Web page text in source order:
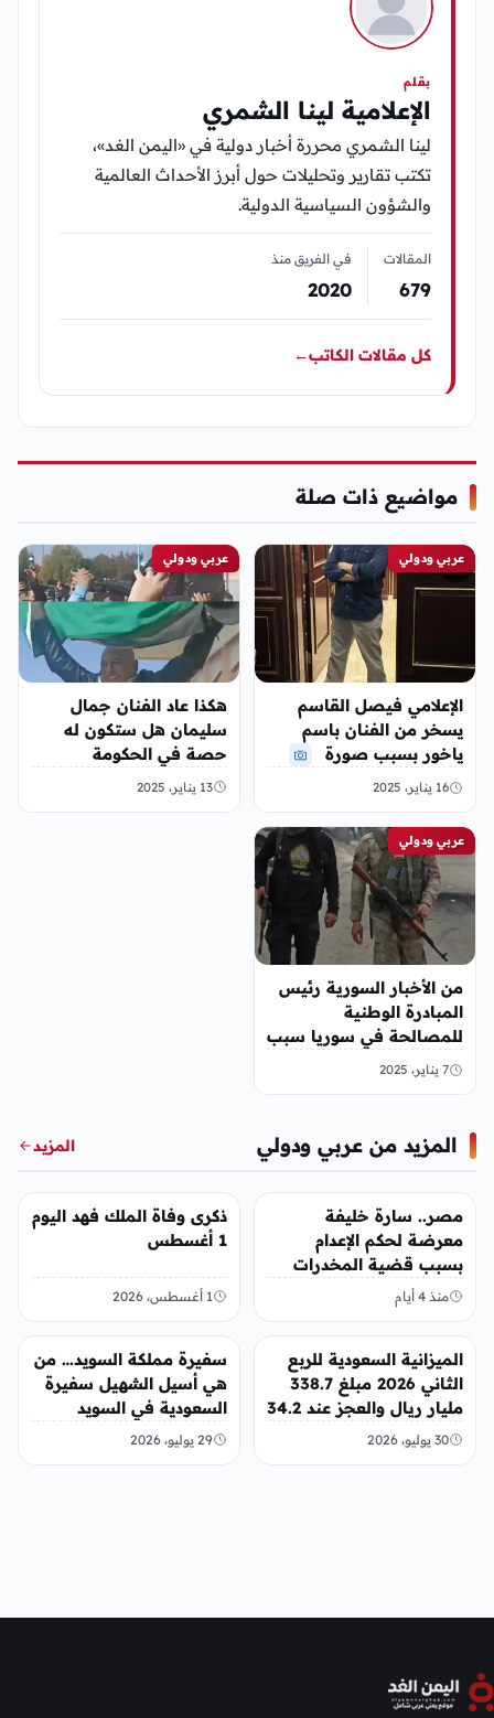
بقلم
الإعلامية لينا الشمري
لينا الشمري محررة أخبار دولية في «اليمن الغد»،
تكتب تقارير وتحليلات حول أبرز الأحداث العالمية
والشؤون السياسية الدولية.
المقالات
679
في الفريق منذ
2020
كل مقالات الكاتب←
مواضيع ذات صلة
عربي ودولي
الإعلامي فيصل القاسم
يسخر من الفنان باسم
ياخور بسبب صورة
16 يناير، 2025
عربي ودولي
هكذا عاد الفنان جمال
سليمان هل ستكون له
حصة في الحكومة
السورية الجديدة
13 يناير، 2025
عربي ودولي
من الأخبار السورية رئيس
المبادرة الوطنية
للمصالحة في سوريا سبب
إغتيال جابر عيسى
7 يناير، 2025
المزيد من عربي ودولي المزيد
مصر.. سارة خليفة
معرضة لحكم الإعدام
بسبب قضية المخدرات
الكبرى
منذ 4 أيام
عربي ودولي
ذكرى وفاة الملك فهد اليوم
1 أغسطس
1 أغسطس، 2026
عربي ودولي
الميزانية السعودية للربع
الثاني 2026 مبلغ 338.7
مليار ريال والعجز عند 34.2
مليار ريال
30 يوليو، 2026
عربي ودولي
سفيرة مملكة السويد… من
هي أسيل الشهيل سفيرة
السعودية في السويد
29 يوليو، 2026